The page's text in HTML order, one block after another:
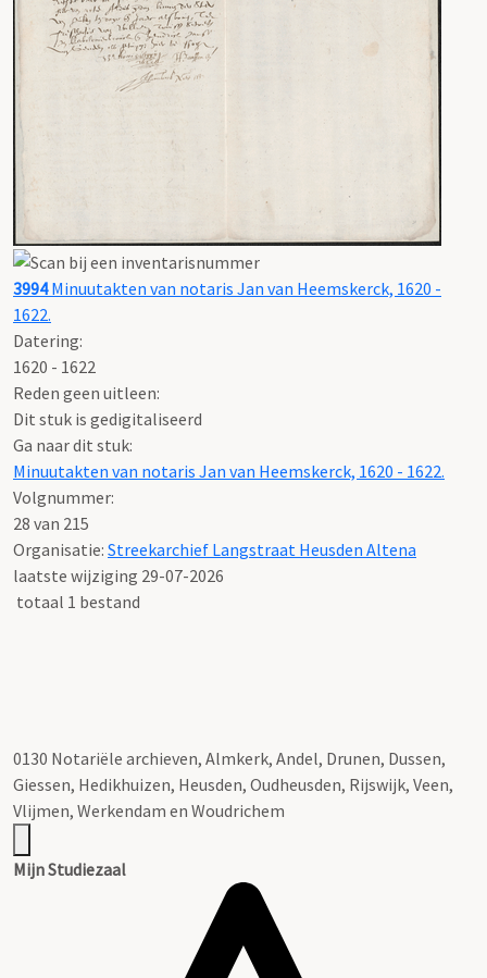
3994Minuutakten van notaris Jan van Heemskerck, 1620 -
1622.
Datering:
1620 - 1622
Reden geen uitleen:
Dit stuk is gedigitaliseerd
Ga naar dit stuk:
Minuutakten van notaris Jan van Heemskerck, 1620 - 1622.
Volgnummer:
28 van 215
Organisatie: Streekarchief Langstraat Heusden Altena
laatste wijziging 29-07-2026
totaal 1 bestand
0130 Notariële archieven, Almkerk, Andel, Drunen, Dussen,
Giessen, Hedikhuizen, Heusden, Oudheusden, Rijswijk, Veen,
Vlijmen, Werkendam en Woudrichem
Mijn Studiezaal